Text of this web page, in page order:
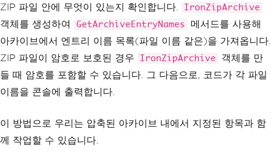
ZIP 파일 안에 무엇이 있는지 확인합니다.
IronZipArchive
객체를 생성하여 GetArchiveEntryNames
메서드를 사용해
아카이브에서 엔트리 이름 목록(파일 이름 같은)을 가져옵니다.
ZIP 파일이 암호로 보호된 경우
IronZipArchive
객체를 만
들 때 암호를 포함할 수 있습니다. 그 다음으로, 코드가 각 파일
이름을 콘솔에 출력합니다.
이 방법으로 우리는 압축된 아카이브 내에서 지정된 항목과 함
께 작업할 수 있습니다.